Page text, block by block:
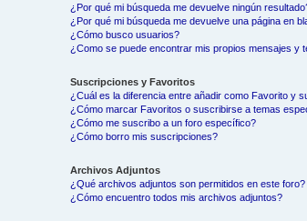
¿Por qué mi búsqueda me devuelve ningún
¿Por qué mi búsqueda me devuelve una página en
¿Cómo busco usuarios?
¿Como se puede encontrar mis propios mensajes y
Suscripciones y Favoritos
¿Cuál es la diferencia entre añadir como Favorito y
¿Cómo marcar Favoritos o suscribirse a temas
¿Cómo me suscribo a un foro específico?
¿Cómo borro mis suscripciones?
Archivos Adjuntos
¿Qué archivos adjuntos son permitidos en este foro?
¿Cómo encuentro todos mis archivos adjuntos?